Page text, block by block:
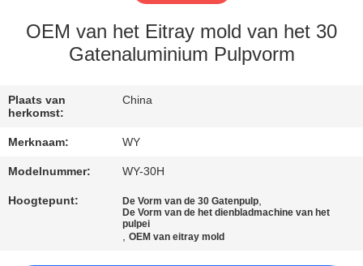
FABRIEKSREIS
KWALITEITSCONTROLE
CONTACTEER
ONS
NIEUWS
OEM van het Eitray mold van het 30
Gatenaluminium Pulpvorm
Plaats van
herkomst:
China
Merknaam: WY
Modelnummer: WY-30H
Hoogtepunt: De Vorm van de 30 Gatenpulp,
De Vorm van de het dienbladmachine van het
pulpei
,OEM van eitray mold